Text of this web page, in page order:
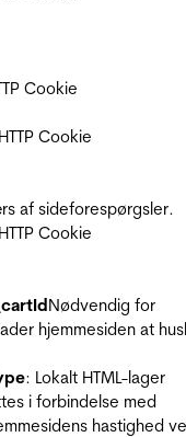
Cookie
Cookie
af sideforespørgsler.
Cookie
Nødvendig for
hjemmesiden at
: Lokalt HTML-lager
i forbindelse med
hastighed